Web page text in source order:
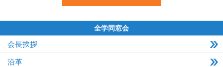
全学同窓会
会長挨拶
沿革